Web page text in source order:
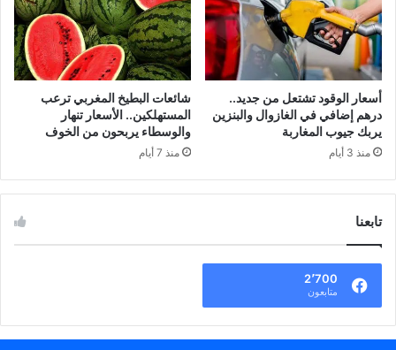
أسعار الوقود تشتعل من جديد..
درهم إضافي في الغازوال والبنزين
يربك جيوب المغاربة
منذ 3 أيام
شائعات البطيخ المغربي ترعب
المستهلكين.. الأسعار تنهار
والوسطاء يربحون من الخوف
منذ 7 أيام
تابعنا
2٬700
متابعون